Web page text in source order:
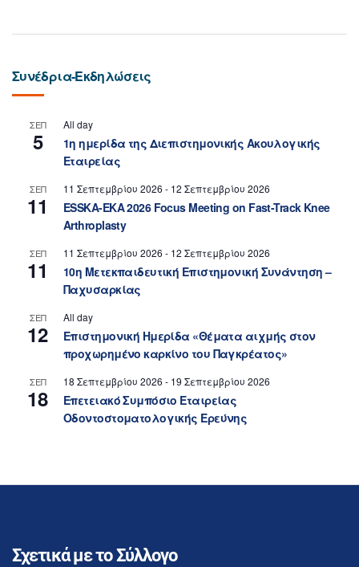
Συνέδρια-Εκδηλώσεις
ΣΕΠ
5
All day
1η ημερίδα της Διεπιστημονικής Ακουλογικής
Εταιρείας
ΣΕΠ
11
11 Σεπτεμβρίου 2026 - 12 Σεπτεμβρίου 2026
ESSKA-EKA 2026 Focus Meeting on Fast-Track Knee
Arthroplasty
ΣΕΠ
11
11 Σεπτεμβρίου 2026 - 12 Σεπτεμβρίου 2026
10η Μετεκπαιδευτική Επιστημονική Συνάντηση –
Παχυσαρκίας
ΣΕΠ
12
All day
Επιστημονική Ημερίδα «Θέματα αιχμής στον
προχωρημένο καρκίνο του Παγκρέατος»
ΣΕΠ
18
18 Σεπτεμβρίου 2026 - 19 Σεπτεμβρίου 2026
Επετειακό Συμπόσιο Εταιρείας
Οδοντοστοματολογικής Ερεύνης
Σχετικά με το Σύλλογο